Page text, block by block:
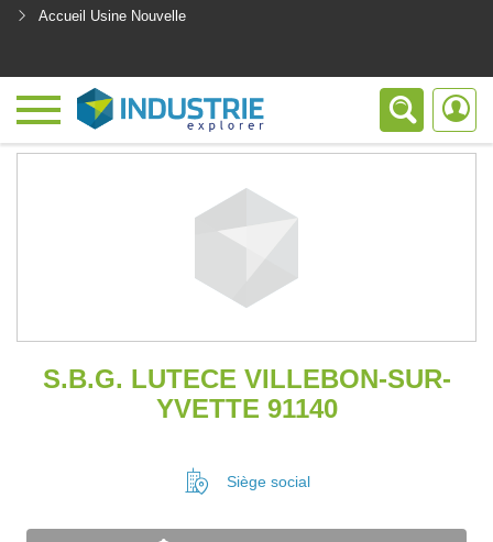
Accueil Usine Nouvelle
S.B.G. LUTECE VILLEBON-SUR-
YVETTE 91140
Siège social